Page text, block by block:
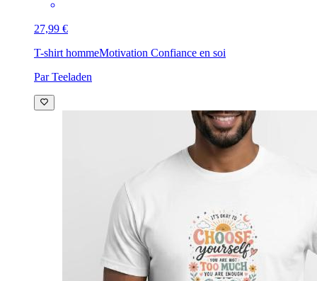
27,99 €
T-shirt hommeMotivation Confiance en soi
Par Teeladen